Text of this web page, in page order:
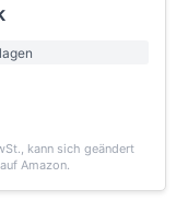
kann sich geändert
Amazon.